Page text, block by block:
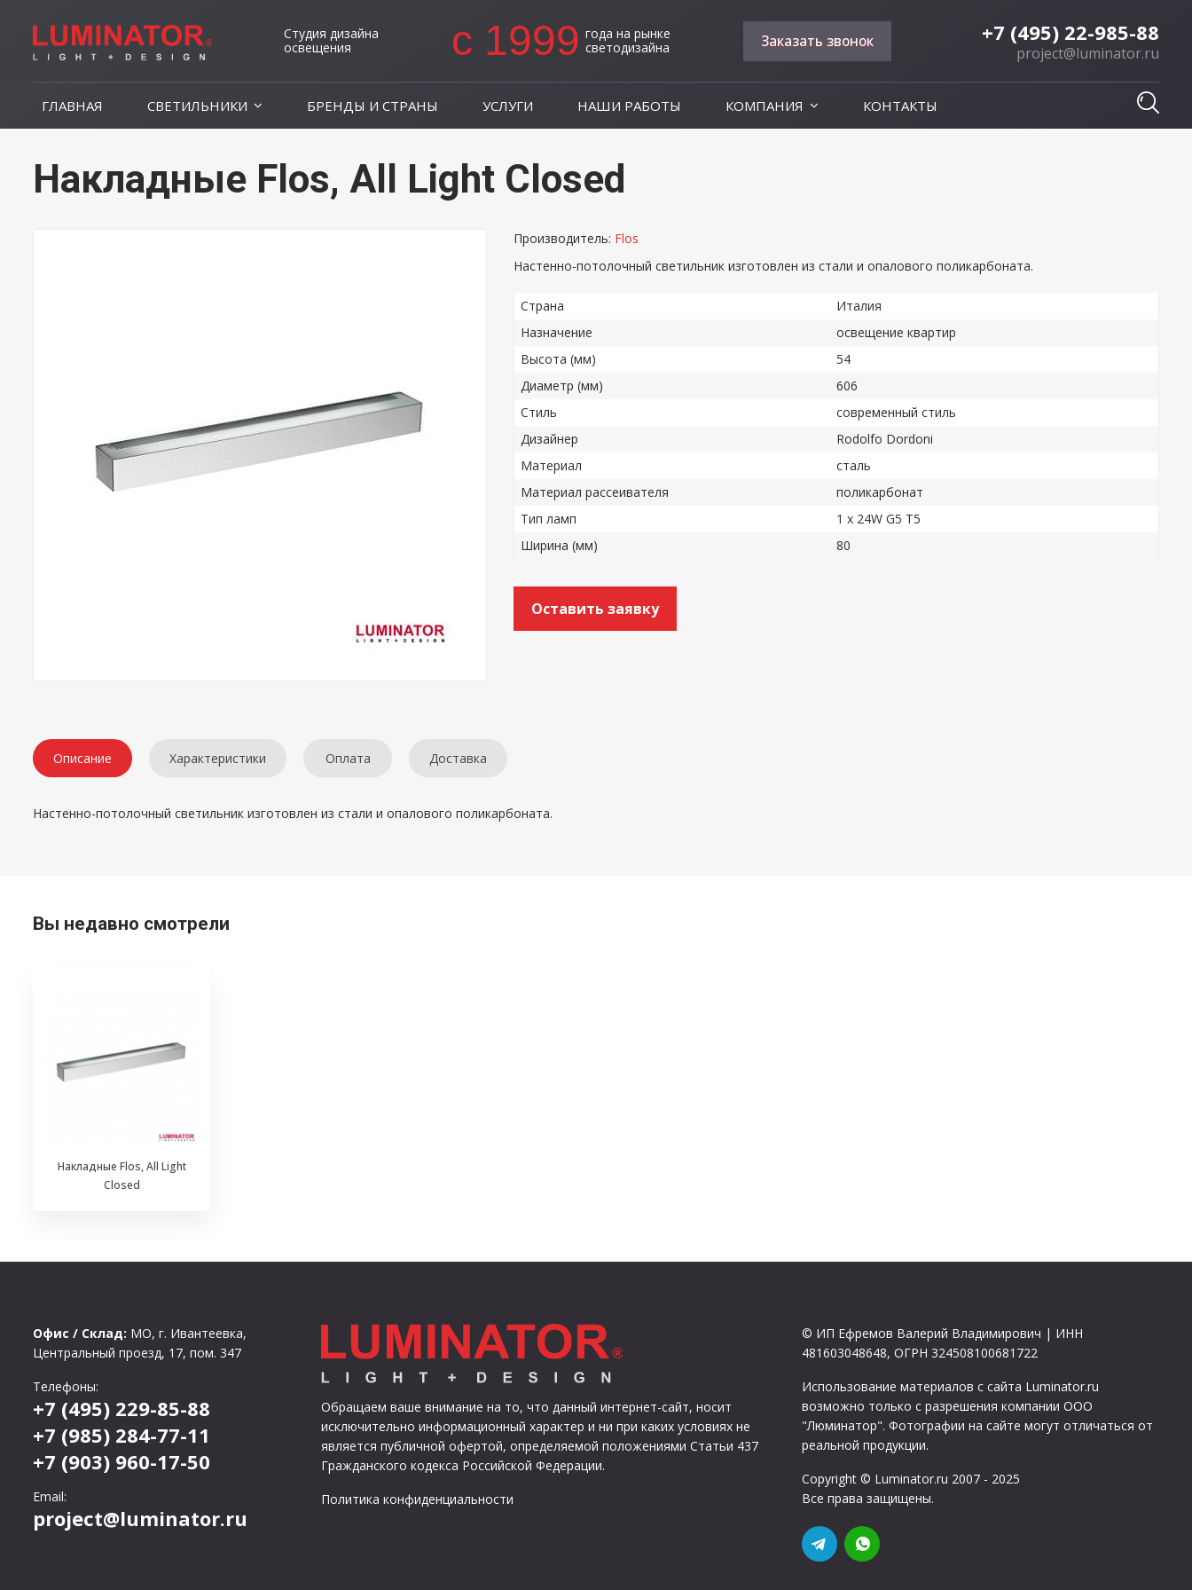
Студия дизайна
освещения
c 1999 года на рынке
светодизайна
Заказать звонок +7 (495) 22-985-88
project@luminator.ru
ГЛАВНАЯ СВЕТИЛЬНИКИ БРЕНДЫ И СТРАНЫ УСЛУГИ НАШИ РАБОТЫ КОМПАНИЯ КОНТАКТЫ
Накладные Flos, All Light Closed
Производитель: Flos
Настенно-потолочный светильник изготовлен из стали и опалового поликарбоната.
Страна
Италия
Назначение
освещение квартир
Высота (мм)
54
Диаметр (мм)
606
Стиль
современный стиль
Дизайнер
Rodolfo Dordoni
Материал
сталь
Материал рассеивателя
поликарбонат
Тип ламп
1 x 24W G5 T5
Ширина (мм)
80
Оставить заявку
Описание Характеристики Оплата Доставка
Настенно-потолочный светильник изготовлен из стали и опалового поликарбоната.
Вы недавно смотрели
Накладные Flos, All Light
Closed
Офис / Склад: МО, г. Ивантеевка,
Центральный проезд, 17, пом. 347
Телефоны:
+7 (495) 229-85-88
+7 (985) 284-77-11
+7 (903) 960-17-50
Email:
project@luminator.ru
Обращаем ваше внимание на то, что данный интернет-сайт, носит
исключительно информационный характер и ни при каких условиях не
является публичной офертой, определяемой положениями Статьи 437
Гражданского кодекса Российской Федерации.
Политика конфиденциальности
© ИП Ефремов Валерий Владимирович | ИНН
481603048648, ОГРН 324508100681722
Использование материалов с сайта Luminator.ru
возможно только с разрешения компании ООО
"Люминатор". Фотографии на сайте могут отличаться от
реальной продукции.
Copyright © Luminator.ru 2007 - 2025
Все права защищены.